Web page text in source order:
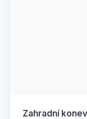
Zahradní